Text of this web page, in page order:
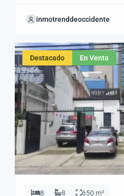
Terreno: 251 m² Construcción:
Cochera: 2 autos Antigüedad:
Planta baja: Sala, comedor, […]
inmotrenddeoccidente
Destacado En Venta
8 8 650 m²